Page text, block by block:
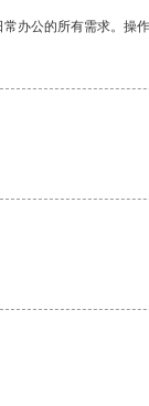
办公的所有需求。操